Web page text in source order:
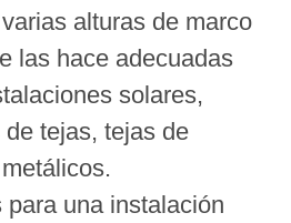
alturas de marco
las hace adecuadas
solares,
tejas, tejas de
una instalación